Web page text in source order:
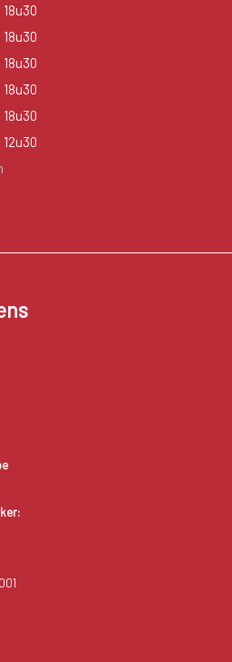
18u30
18u30
18u30
18u30
18u30
12u30